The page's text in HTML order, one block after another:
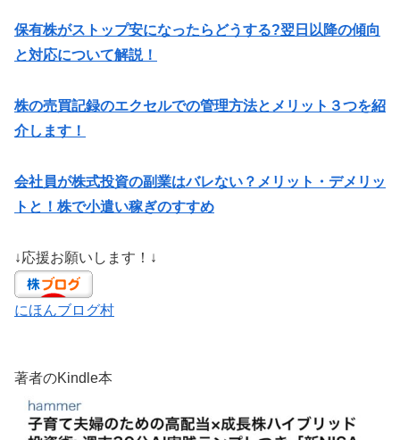
保有株がストップ安になったらどうする?翌日以降の傾向
と対応について解説！
株の売買記録のエクセルでの管理方法とメリット３つを紹
介します！
会社員が株式投資の副業はバレない？メリット・デメリッ
トと！株で小遣い稼ぎのすすめ
↓応援お願いします！↓
にほんブログ村
著者のKindle本